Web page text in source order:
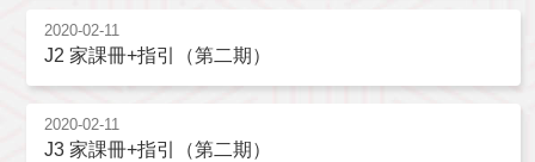
2020-02-11
J2 家課冊+指引（第二期）
2020-02-11
J3 家課冊+指引（第二期）